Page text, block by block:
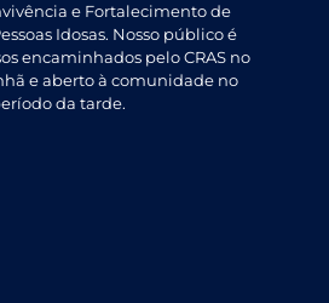
e Fortalecimento de
Idosas. Nosso público é
encaminhados pelo CRAS no
e aberto à comunidade no
da tarde.